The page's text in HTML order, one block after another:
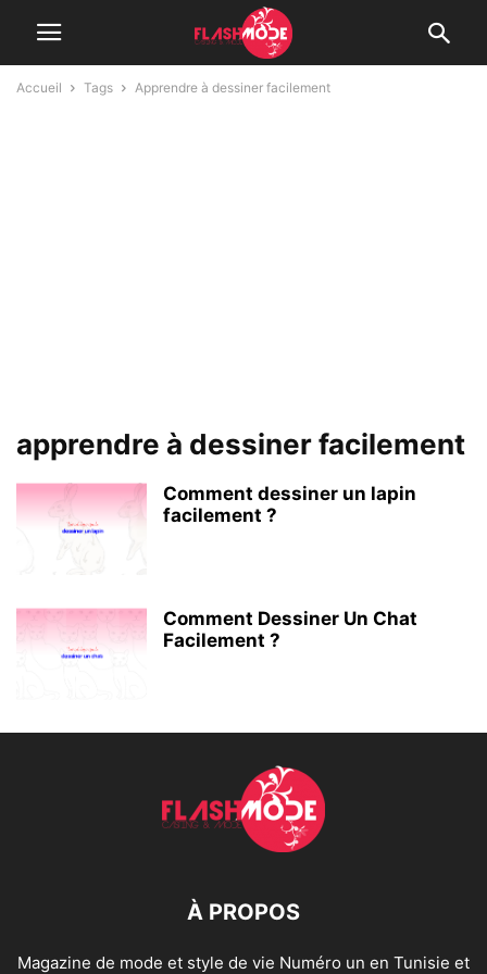
Accueil Tags Apprendre à dessiner facilement
apprendre à dessiner facilement
Comment dessiner un lapin
facilement ?
Comment Dessiner Un Chat
Facilement ?
À PROPOS
Magazine de mode et style de vie Numéro un en Tunisie et